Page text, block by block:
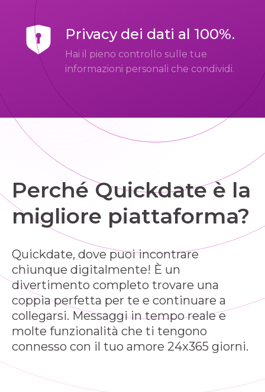
Privacy dei dati al 100%.
Hai il pieno controllo sulle tue
informazioni personali che condividi.
Perché Quickdate è la
migliore piattaforma?
Quickdate, dove puoi incontrare
chiunque digitalmente! È un
divertimento completo trovare una
coppia perfetta per te e continuare a
collegarsi. Messaggi in tempo reale e
molte funzionalità che ti tengono
connesso con il tuo amore 24x365 giorni.